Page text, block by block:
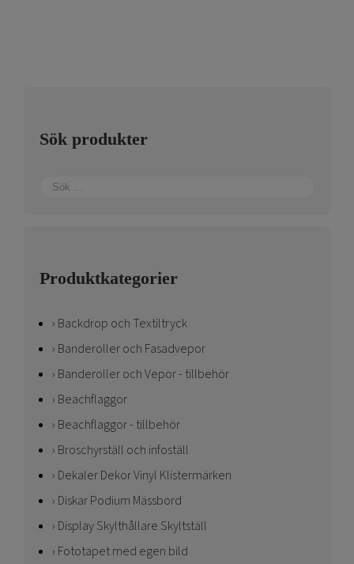
Sök produkter
Produktkategorier
Backdrop och Textiltryck
Banderoller och Fasadvepor
Banderoller och Vepor - tillbehör
Beachflaggor
Beachflaggor - tillbehör
Broschyrställ och infoställ
Dekaler Dekor Vinyl Klistermärken
Diskar Podium Mässbord
Display Skylthållare Skyltställ
Fototapet med egen bild